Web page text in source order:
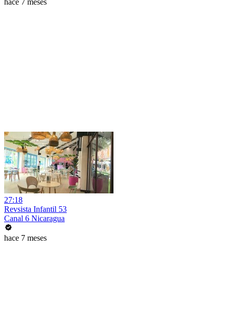
hace 7 meses
27:18
Revsista Infantil 53
Canal 6 Nicaragua
hace 7 meses